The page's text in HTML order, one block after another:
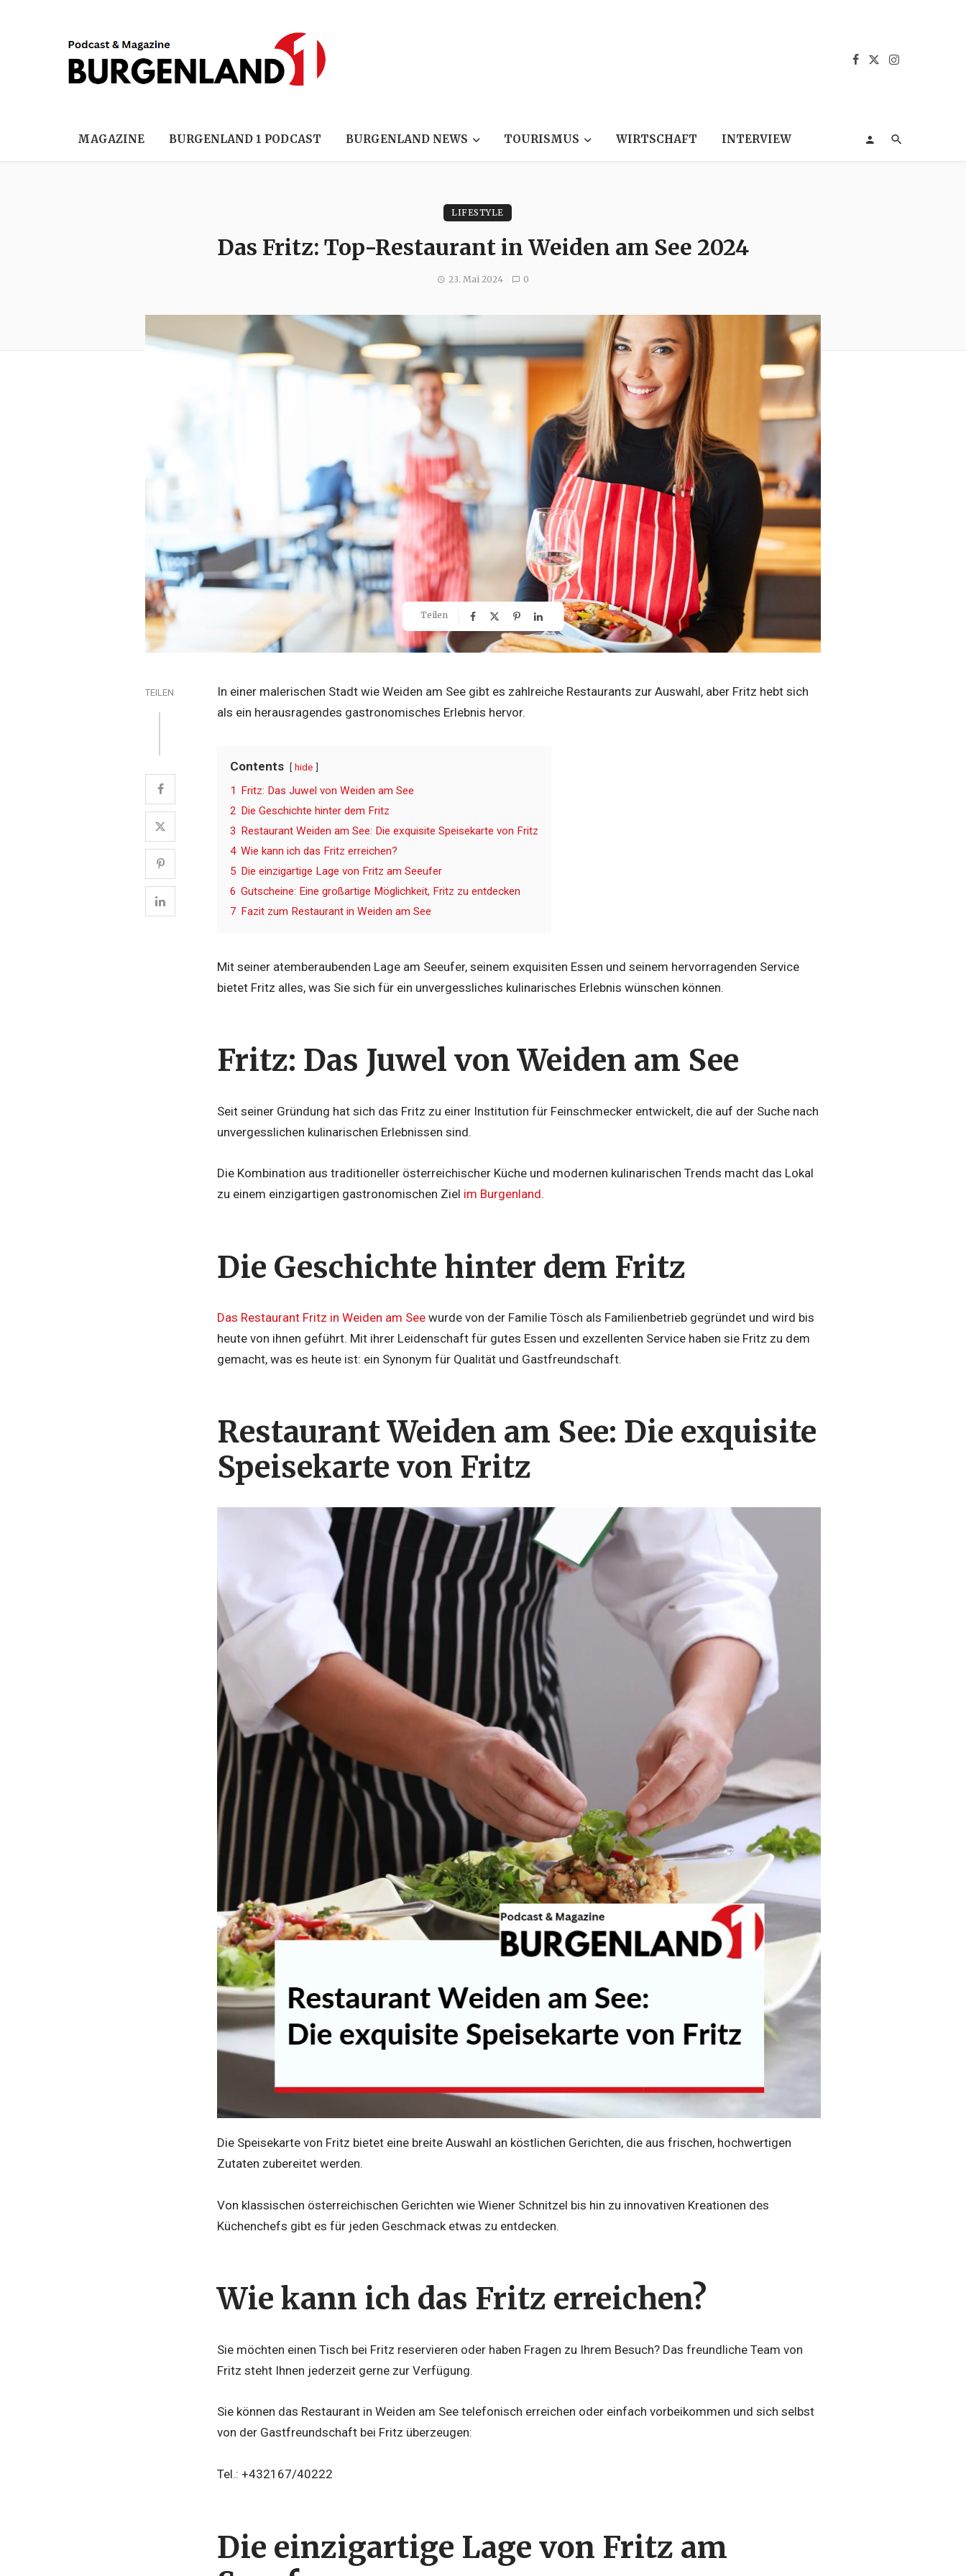
MAGAZINE BURGENLAND 1 PODCAST BURGENLAND NEWS TOURISMUS WIRTSCHAFT INTERVIEW
LIFESTYLE
Das Fritz: Top-Restaurant in Weiden am See 2024
23. Mai 2024 0
Teilen
TEILEN
In einer malerischen Stadt wie Weiden am See gibt es zahlreiche Restaurants zur Auswahl, aber Fritz hebt sich
als ein herausragendes gastronomisches Erlebnis hervor.
Contents hide
1 Fritz: Das Juwel von Weiden am See
2 Die Geschichte hinter dem Fritz
3 Restaurant Weiden am See: Die exquisite Speisekarte von Fritz
4 Wie kann ich das Fritz erreichen?
5 Die einzigartige Lage von Fritz am Seeufer
6 Gutscheine: Eine großartige Möglichkeit, Fritz zu entdecken
7 Fazit zum Restaurant in Weiden am See
Mit seiner atemberaubenden Lage am Seeufer, seinem exquisiten Essen und seinem hervorragenden Service
bietet Fritz alles, was Sie sich für ein unvergessliches kulinarisches Erlebnis wünschen können.
Fritz: Das Juwel von Weiden am See
Seit seiner Gründung hat sich das Fritz zu einer Institution für Feinschmecker entwickelt, die auf der Suche nach
unvergesslichen kulinarischen Erlebnissen sind.
Die Kombination aus traditioneller österreichischer Küche und modernen kulinarischen Trends macht das Lokal
zu einem einzigartigen gastronomischen Ziel im Burgenland.
Die Geschichte hinter dem Fritz
Das Restaurant Fritz in Weiden am See wurde von der Familie Tösch als Familienbetrieb gegründet und wird bis
heute von ihnen geführt. Mit ihrer Leidenschaft für gutes Essen und exzellenten Service haben sie Fritz zu dem
gemacht, was es heute ist: ein Synonym für Qualität und Gastfreundschaft.
Restaurant Weiden am See: Die exquisite
Speisekarte von Fritz
Die Speisekarte von Fritz bietet eine breite Auswahl an köstlichen Gerichten, die aus frischen, hochwertigen
Zutaten zubereitet werden.
Von klassischen österreichischen Gerichten wie Wiener Schnitzel bis hin zu innovativen Kreationen des
Küchenchefs gibt es für jeden Geschmack etwas zu entdecken.
Wie kann ich das Fritz erreichen?
Sie möchten einen Tisch bei Fritz reservieren oder haben Fragen zu Ihrem Besuch? Das freundliche Team von
Fritz steht Ihnen jederzeit gerne zur Verfügung.
Sie können das Restaurant in Weiden am See telefonisch erreichen oder einfach vorbeikommen und sich selbst
von der Gastfreundschaft bei Fritz überzeugen:
Tel.: +432167/40222
Die einzigartige Lage von Fritz am